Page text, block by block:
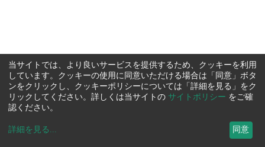
当サイトでは、より良いサービスを提供するため、クッキーを利用
しています。クッキーの使用に同意いただける場合は「同意」ボタ
ンをクリックし、クッキーポリシーについては「詳細を見る」をク
リックしてください。詳しくは当サイトの サイトポリシー をご確
認ください。
詳細を見る ... 同意